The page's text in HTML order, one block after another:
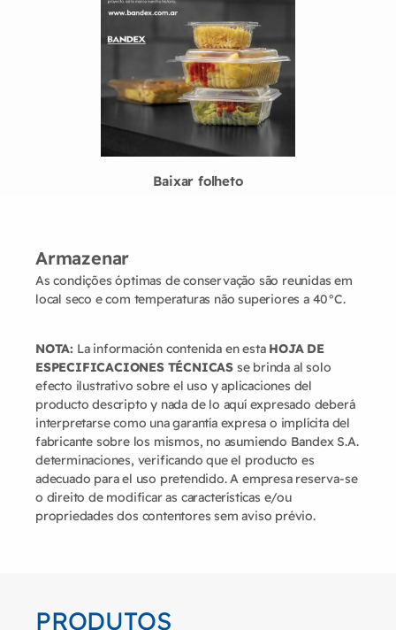
Baixar folheto
Armazenar
As condições óptimas de conservação são reunidas em
local seco e com temperaturas não superiores a 40°C.
NOTA: La información contenida en esta HOJA DE
ESPECIFICACIONES TÉCNICAS se brinda al solo
efecto ilustrativo sobre el uso y aplicaciones del
producto descripto y nada de lo aquí expresado deberá
interpretarse como una garantía expresa o implícita del
fabricante sobre los mismos, no asumiendo Bandex S.A.
determinaciones, verificando que el producto es
adecuado para el uso pretendido. A empresa reserva-se
o direito de modificar as características e/ou
propriedades dos contentores sem aviso prévio.
PRODUTOS